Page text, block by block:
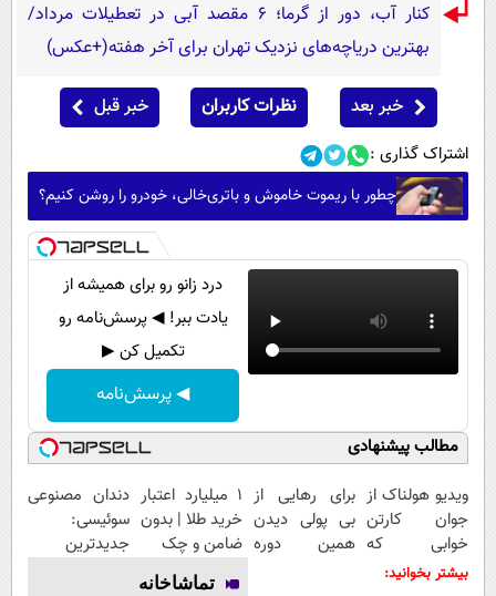
کنار آب، دور از گرما؛ ۶ مقصد آبی در تعطیلات مرداد/
بهترین دریاچه‌های نزدیک تهران برای آخر هفته(+عکس)
خبر بعد نظرات کاربران خبر قبل
اشتراک گذاری :
چطور با ریموت خاموش و باتری‌خالی، خودرو را روشن کنیم؟
درد زانو رو برای همیشه از
یادت ببر! ◀ پرسش‌نامه رو
تکمیل کن ▶
◀ پرسش‌نامه
مطالب پیشنهادی
ویدیو هولناک از
جوان کارتن
خوابی که
میلیاردر شد.
برای رهایی از
بی پولی دیدن
همین دوره
۱ میلیارد اعتبار
خرید طلا | بدون
ضامن و چک
دندان مصنوعی
سوئیسی:
جدیدترین
بیشتر بخوانید: تماشاخانه